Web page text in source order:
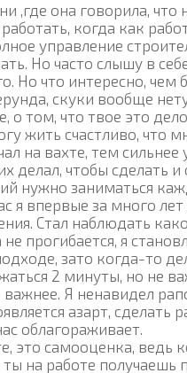
,где она говорила, что
когда как
управление
Но часто слышу в
Но что интересно,
скуки вообще
том, что твое это
жить счастливо, что
на вахте, тем сильнее
чтобы сделать и
нужно заниматься
я впервые за много
Стал наблюдать
прогибается, я
зато когда-то
2 минуты, но не
важнее. Я ненавидел
азарт, сделать
облагораживает.
это самооценка, ведь
на работе получаешь